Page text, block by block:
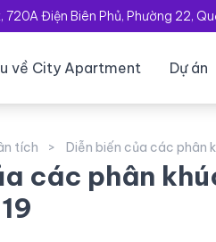
Điện Biên Phủ, Phường 22,
về City Apartment Dự án
tích Diễn biến của các phân
các phân